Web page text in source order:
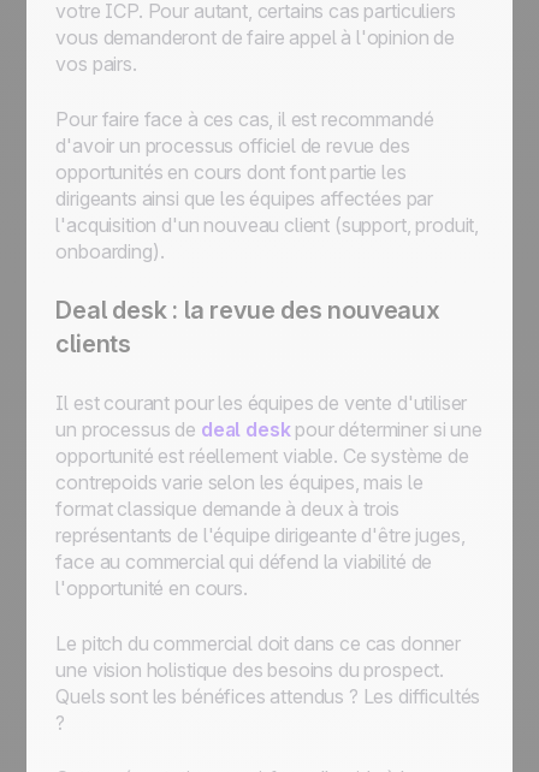
votre ICP. Pour autant, certains cas particuliers
vous demanderont de faire appel à l'opinion de
vos pairs.
Pour faire face à ces cas, il est recommandé
d'avoir un processus officiel de revue des
opportunités en cours dont font partie les
dirigeants ainsi que les équipes affectées par
l'acquisition d'un nouveau client (support, produit,
onboarding).
Deal desk : la revue des nouveaux
clients
Il est courant pour les équipes de vente d'utiliser
un processus de deal deskpour déterminer si une
opportunité est réellement viable. Ce système de
contrepoids varie selon les équipes, mais le
format classique demande à deux à trois
représentants de l'équipe dirigeante d'être juges,
face au commercial qui défend la viabilité de
l'opportunité en cours.
Le pitch du commercial doit dans ce cas donner
une vision holistique des besoins du prospect.
Quels sont les bénéfices attendus ? Les difficultés
?